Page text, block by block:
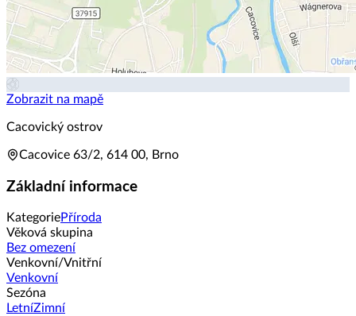
Zobrazit na mapě
Cacovický ostrov
Cacovice 63/2, 614 00, Brno
Základní informace
KategoriePříroda
Věková skupina
Bez omezení
Venkovní/Vnitřní
Venkovní
Sezóna
LetníZimní